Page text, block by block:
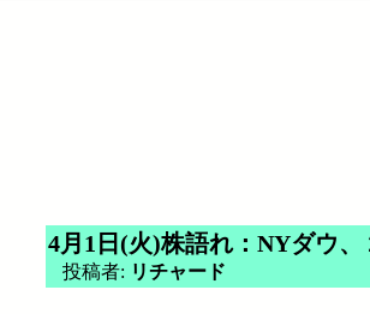
4月1日(火)株語れ：NYダウ
投稿者: リチャード